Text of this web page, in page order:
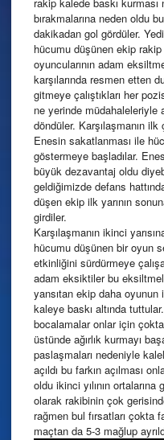
bırakmalarına neden oldu
dakikadan gol gördüler.
hücumu düşünen ekip rakip
oyuncularının adam
karşılarında resmen etten
gitmeye çalıştıkları her
ne yerinde müdahaleleriyle
döndüler. Karşılaşmanın
Enesin sakatlanması ile
göstermeye başladılar.
büyük dezavantaj oldu
geldiğimizde defans
düşen ekip ilk yarının
girdiler.
Karşılaşmanın ikinci
hücumu düşünen bir oyun
etkinliğini sürdürmeye
adam eksiktiler bu
yansıtan ekip daha
kaleye baskı altında
bocalamalar onlar için çokta
üstünde ağırlık kurmayı
paslaşmaları nedeniyle
açıldı bu farkın açılması
oldu ikinci yılının
olarak rakibinin çok
rağmen bul fırsatları çokta
maçtan da 5-3 mağlup